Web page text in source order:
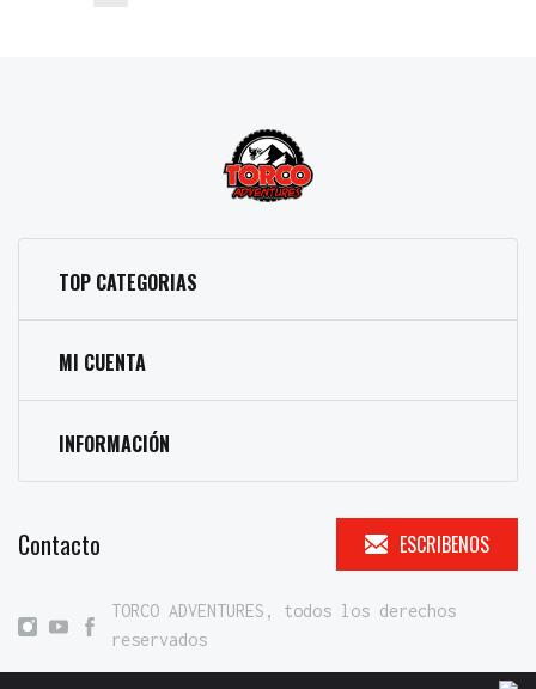
TOP CATEGORIAS
MI CUENTA
INFORMACIÓN
Contacto ESCRIBENOS
TORCO ADVENTURES, todos los derechos
reservados